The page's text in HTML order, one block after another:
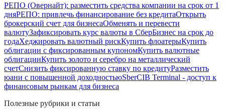
РЕПО (Овернайт): разместить средства компании на срок от 1
дняРЕПО: привлечь финансирование без кредитаОткрыть
брокерский счет для бизнесаОбменять и перевести
валютуЗафиксировать курс валюты в СберБизнес на срок до
годаХеджировать валютный рискКупить флоатерыКупить
облигации с фиксированным купономКупить валютные
облигацииКупить золото и серебро на металлический
счетСнизить фиксированную ставку по кредитуРазместить
юани с повышенной доходностьюSberCIB Terminal - доступ к
финансовым рынкам для бизнеса
Полезные рубрики и статьи